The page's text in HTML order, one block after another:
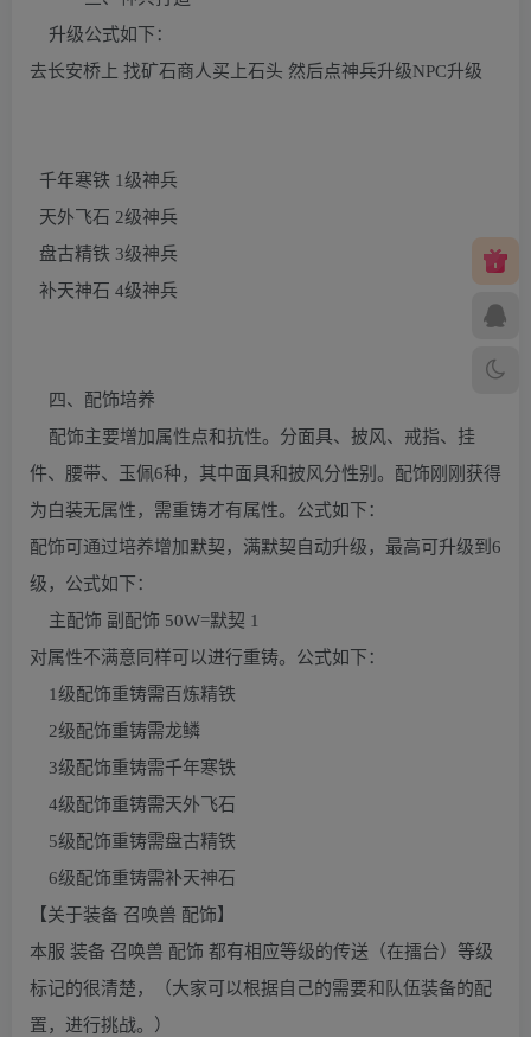
升级公式如下：
去长安桥上 找矿石商人买上石头 然后点神兵升级NPC升级
千年寒铁 1级神兵
天外飞石 2级神兵
盘古精铁 3级神兵
补天神石 4级神兵
四、配饰培养
配饰主要增加属性点和抗性。分面具、披风、戒指、挂
件、腰带、玉佩6种，其中面具和披风分性别。配饰刚刚获得
为白装无属性，需重铸才有属性。公式如下：
配饰可通过培养增加默契，满默契自动升级，最高可升级到6
级，公式如下：
主配饰 副配饰 50W=默契 1
对属性不满意同样可以进行重铸。公式如下：
1级配饰重铸需百炼精铁
2级配饰重铸需龙鳞
3级配饰重铸需千年寒铁
4级配饰重铸需天外飞石
5级配饰重铸需盘古精铁
6级配饰重铸需补天神石
【关于装备 召唤兽 配饰】
本服 装备 召唤兽 配饰 都有相应等级的传送（在擂台）等级
标记的很清楚，（大家可以根据自己的需要和队伍装备的配
置，进行挑战。）